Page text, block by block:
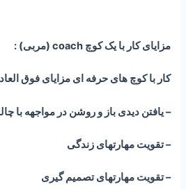
مزایای کار با یک کوچ coach (مربی) :
کار با کوچ های حرفه ای مزایای فوق
– یافتن دیدی باز و روشن در مواجهه با
– تقویت مهارتهای زندگی
– تقویت مهارتهای تصمیم گیری